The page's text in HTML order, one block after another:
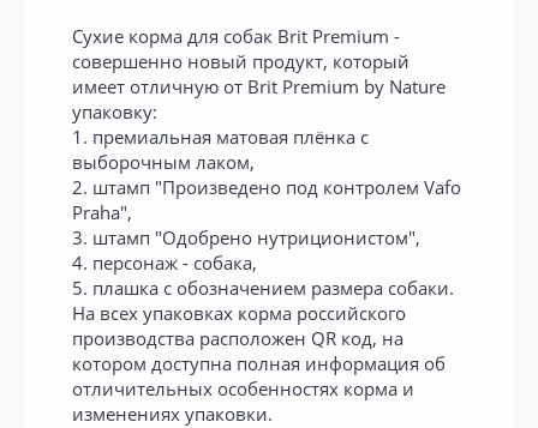
Сухие корма для собак Brit Premium -
совершенно новый продукт, который
имеет отличную от Brit Premium by Nature
упаковку:
1. премиальная матовая плёнка с
выборочным лаком,
2. штамп "Произведено под контролем Vafo
Praha",
3. штамп "Одобрено нутриционистом",
4. персонаж - собака,
5. плашка с обозначением размера собаки.
На всех упаковках корма российского
производства расположен QR код, на
котором доступна полная информация об
отличительных особенностях корма и
изменениях упаковки.